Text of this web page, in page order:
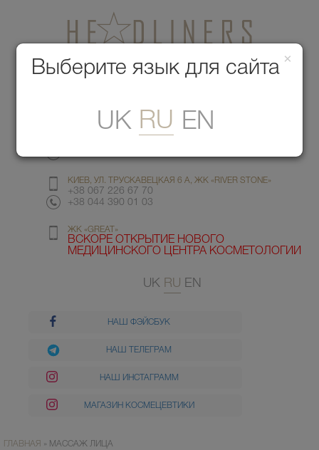
КИЕВ, УЛ. ГМЫРИ 6
КИЕВ, УЛ. ТРУСКАВЕЦКАЯ 6 А, ЖК «RIVER STONE»
+38 067 226 67 70
+38 044 390 01 03
ЖК «GREAT»
ВСКОРЕ ОТКРЫТИЕ НОВОГО
МЕДИЦИНСКОГО ЦЕНТРА КОСМЕТОЛОГИИ
UK RU EN
НАШ ФЭЙСБУК
НАШ ТЕЛЕГРАМ
НАШ ИНСТАГРАММ
МАГАЗИН КОСМЕЦЕВТИКИ
ГЛАВНАЯ » МАССАЖ ЛИЦА
×
Выберите язык для сайта
UK RU EN